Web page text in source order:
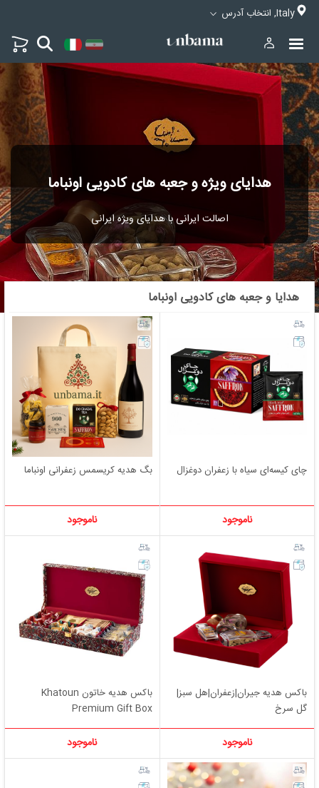
Italy, انتخاب آدرس
هدایای ویژه و جعبه های کادویی اونباما
اصالت ایرانی با هدایای ویژه ایرانی
هدایا و جعبه های کادویی اونباما
چای کیسه‌ای سیاه با زعفران دوغزال
ناموجود
بگ هدیه کریسمس زعفرانی اونباما
ناموجود
باکس هدیه جیران|زعفران|هل سبز|
گل سرخ
ناموجود
باکس هدیه خاتون Khatoun
Premium Gift Box
ناموجود